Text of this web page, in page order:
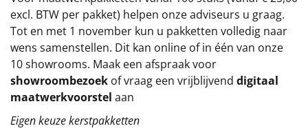
Alle overige
excl. BTW per pakket) helpen onze adviseurs u graag.
Tot en met 1 november kun u pakketten volledig naar
wens samenstellen. Dit kan online of in één van onze
10 showrooms. Maak een afspraak voor
showroombezoek of vraag een vrijblijvend digitaal
maatwerkvoorstel aan
Eigen keuze kerstpakketten